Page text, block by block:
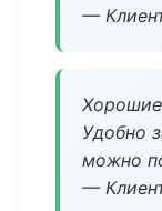
—
Удобно
можно
—